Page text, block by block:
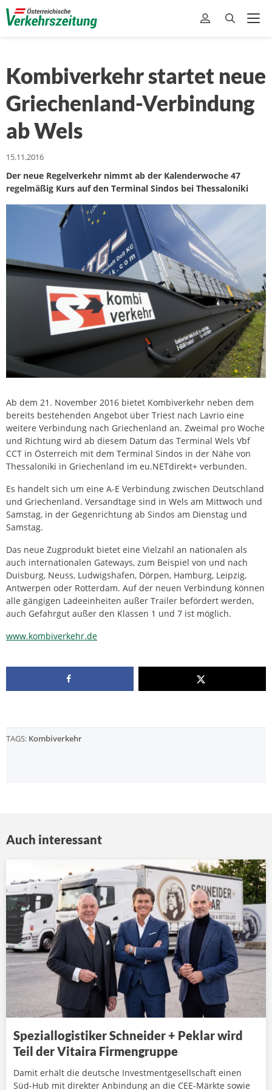
Kombiverkehr startet neue
Griechenland-Verbindung
ab Wels
15.11.2016
Der neue Regelverkehr nimmt ab der Kalenderwoche 47
regelmäßig Kurs auf den Terminal Sindos bei Thessaloniki
Ab dem 21. November 2016 bietet Kombiverkehr neben dem
bereits bestehenden Angebot über Triest nach Lavrio eine
weitere Verbindung nach Griechenland an. Zweimal pro Woche
und Richtung wird ab diesem Datum das Terminal Wels Vbf
CCT in Österreich mit dem Terminal Sindos in der Nähe von
Thessaloniki in Griechenland im eu.NETdirekt+ verbunden.
Es handelt sich um eine A-E Verbindung zwischen Deutschland
und Griechenland. Versandtage sind in Wels am Mittwoch und
Samstag, in der Gegenrichtung ab Sindos am Dienstag und
Samstag.
Das neue Zugprodukt bietet eine Vielzahl an nationalen als
auch internationalen Gateways, zum Beispiel von und nach
Duisburg, Neuss, Ludwigshafen, Dörpen, Hamburg, Leipzig,
Antwerpen oder Rotterdam. Auf der neuen Verbindung können
alle gängigen Ladeeinheiten außer Trailer befördert werden,
auch Gefahrgut außer den Klassen 1 und 7 ist möglich.
www.kombiverkehr.de
TAGS: Kombiverkehr
Auch interessant
Speziallogistiker Schneider + Peklar wird
Teil der Vitaira Firmengruppe
Damit erhält die deutsche Investmentgesellschaft einen
Süd-Hub mit direkter Anbindung an die CEE-Märkte sowie